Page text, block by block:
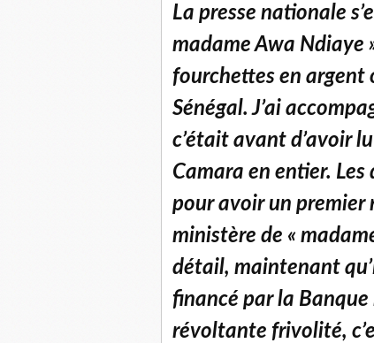
La presse nationale
madame Awa Ndiaye
fourchettes en argent
Sénégal. J’ai
c’était avant d’avoir
Camara en entier.
pour avoir un premier
ministère de «
détail, maintenant
financé par la Banque
révoltante frivolité,